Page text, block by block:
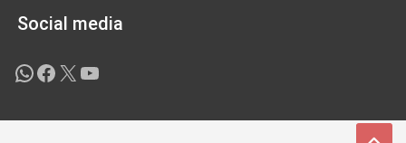
Social media
WhatsApp
Facebook
X YouTube